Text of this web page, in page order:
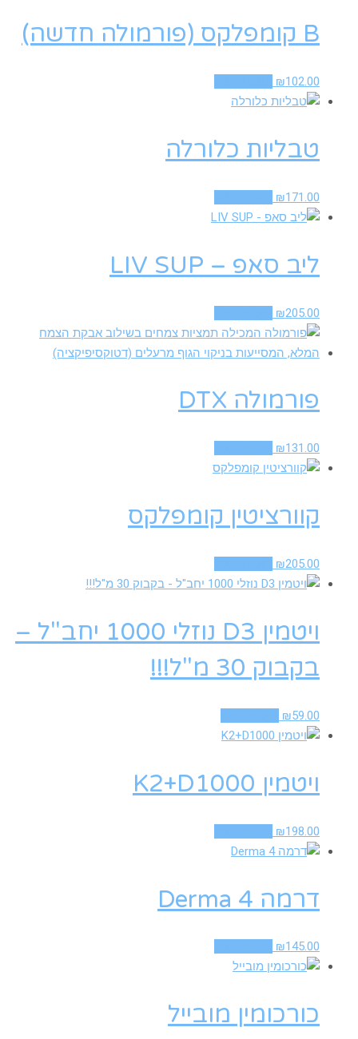
B קומפלקס (פורמולה חדשה)
₪102.00
טבליות כלורלה
₪171.00
ליב סאפ – LIV SUP
₪205.00
פורמולה DTX
₪131.00
קוורציטין קומפלקס
₪205.00
ויטמין D3 נוזלי 1000 יחב"ל –
בקבוק 30 מ"ל!!!
₪59.00
ויטמין K2+D1000
₪198.00
דרמה 4 Derma
₪145.00
כורכומין מובייל